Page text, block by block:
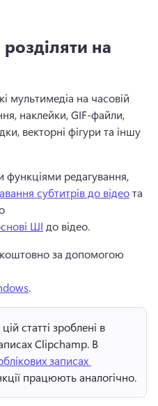
на
мультимедіа на часовій
наклейки, GIF-файли,
векторні фігури та іншу
редагування,
субтитрів до відео та
ШІ до відео.
за допомогою
.
статті зроблені в
Clipchamp.
записах